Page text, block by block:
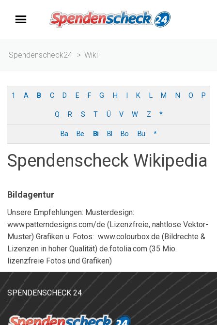
Spendenscheck24 > Wiki
1 A B C D E F G H K L M N O P
Q R S T Ü V W Z *
Ba Be Bi Bl Bo Bü *
Spendenscheck Wikipedia
Bildagentur
Unsere Empfehlungen: Musterdesign:
www.patterndesigns.com/de (Lizenzfreie, nahtlose Vektor-
Muster) Grafiken u. Fotos: www.colourbox.de (Bildrechte &
Lizenzen in hoher Qualität) de.fotolia.com (35 Mio.
lizenzfreie Fotos und Grafiken)
SPENDENSCHECK 24